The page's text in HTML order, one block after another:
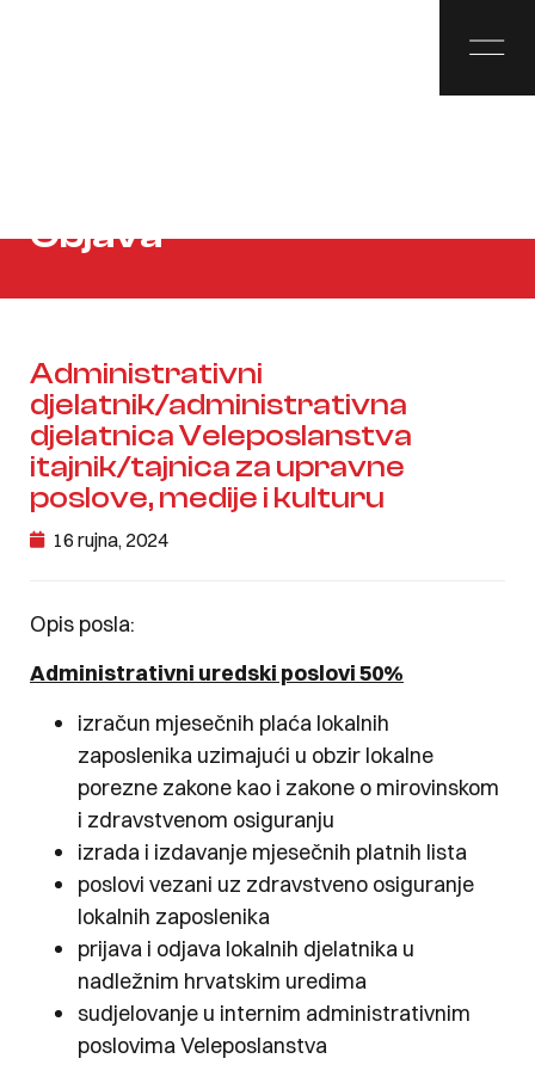
Objava
Administrativni
djelatnik/administrativna
djelatnica Veleposlanstva
itajnik/tajnica za upravne
poslove, medije i kulturu
16 rujna, 2024
Opis posla:
Administrativni uredski poslovi 50%
izračun mjesečnih plaća lokalnih
zaposlenika uzimajući u obzir lokalne
porezne zakone kao i zakone o mirovinskom
i zdravstvenom osiguranju
izrada i izdavanje mjesečnih platnih lista
poslovi vezani uz zdravstveno osiguranje
lokalnih zaposlenika
prijava i odjava lokalnih djelatnika u
nadležnim hrvatskim uredima
sudjelovanje u internim administrativnim
poslovima Veleposlanstva